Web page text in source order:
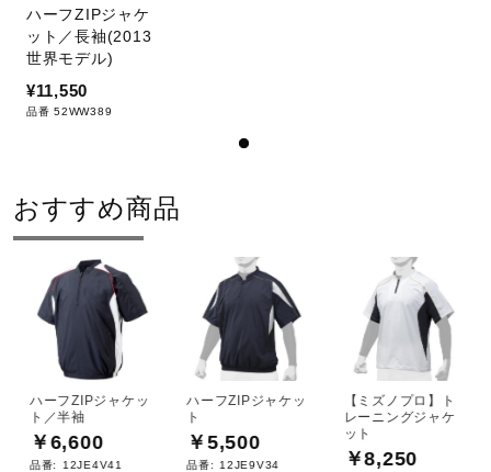
ハーフZIPジャケ
ット／長袖(2013
世界モデル)
¥11,550
品番 52WW389
おすすめ商品
ハーフZIPジャケッ
ト／半袖
￥6,600
品番: 12JE4V41
ハーフZIPジャケッ
ト
￥5,500
品番: 12JE9V34
【ミズノプロ】ト
レーニングジャケ
ット
￥8,250